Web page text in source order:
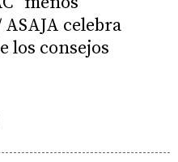
celebra
los consejos